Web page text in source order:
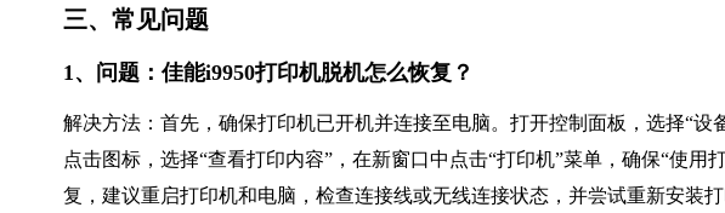
三、常见问题
1、问题：佳能i9950打印机脱机怎么恢复？
解决方法：首先，确保打印机已开机并连接至电脑。打开控制面板，选择“设
点击图标，选择“查看打印内容”，在新窗口中点击“打印机”菜单，确保“使用
复，建议重启打印机和电脑，检查连接线或无线连接状态，并尝试重新安装打